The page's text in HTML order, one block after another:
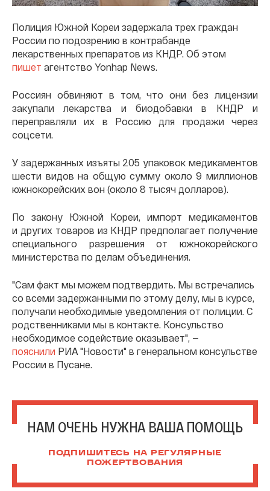
Полиция Южной Кореи задержала трех граждан
России по подозрению в контрабанде
лекарственных препаратов из КНДР. Об этом
пишет агентство Yonhap News.
Россиян обвиняют в том, что они без лицензии
закупали лекарства и биодобавки в КНДР и
переправляли их в Россию для продажи через
соцсети.
У задержанных изъяты 205 упаковок медикаментов
шести видов на общую сумму около 9 миллионов
южнокорейских вон (около 8 тысяч долларов).
По закону Южной Кореи, импорт медикаментов
и других товаров из КНДР предполагает получение
специального разрешения от южнокорейского
министерства по делам объединения.
"Сам факт мы можем подтвердить. Мы встречались
со всеми задержанными по этому делу, мы в курсе,
получали необходимые уведомления от полиции. С
родственниками мы в контакте. Консульство
необходимое содействие оказывает", —
пояснили РИА "Новости" в генеральном консульстве
России в Пусане.
НАМ ОЧЕНЬ НУЖНА ВАША ПОМОЩЬ
ПОДПИШИТЕСЬ НА РЕГУЛЯРНЫЕ
ПОЖЕРТВОВАНИЯ